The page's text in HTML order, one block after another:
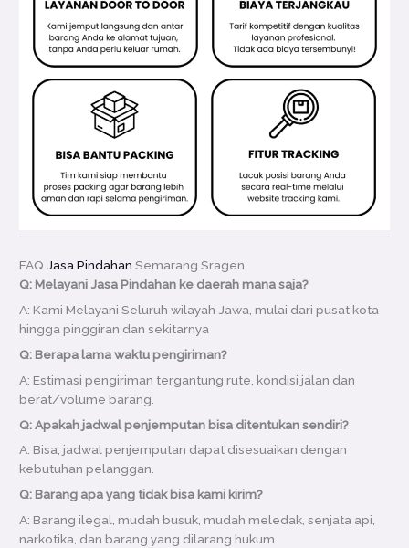
FAQJasa Pindahan Semarang Sragen
Q: Melayani Jasa Pindahan ke daerah mana saja?
A: Kami Melayani Seluruh wilayah Jawa, mulai dari pusat kota
hingga pinggiran dan sekitarnya
Q: Berapa lama waktu pengiriman?
A: Estimasi pengiriman tergantung rute, kondisi jalan dan
berat/volume barang.
Q: Apakah jadwal penjemputan bisa ditentukan sendiri?
A: Bisa, jadwal penjemputan dapat disesuaikan dengan
kebutuhan pelanggan.
Q: Barang apa yang tidak bisa kami kirim?
A: Barang ilegal, mudah busuk, mudah meledak, senjata api,
narkotika, dan barang yang dilarang hukum.